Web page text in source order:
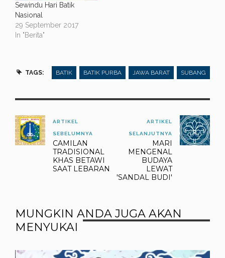
Sewindu Hari Batik
Nasional
29 September 2017
In "Berita"
TAGS: BATIK BATIK PURBA JAWA BARAT SUBANG
ARTIKEL
SEBELUMNYA
CAMILAN
TRADISIONAL
KHAS BETAWI
SAAT LEBARAN
ARTIKEL
SELANJUTNYA
MARI
MENGENAL
BUDAYA
LEWAT
'SANDAL BUDI'
MUNGKIN ANDA JUGA AKAN
MENYUKAI